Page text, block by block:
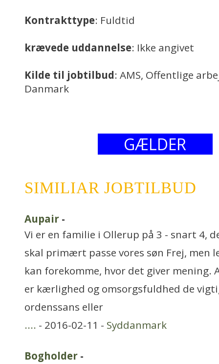
Kontrakttype: Fuldtid
krævede uddannelse: Ikke angivet
Kilde til jobtilbud: AMS, Offentlige
Danmark
GÆLDER
SIMILIAR JOBTILBUD
Aupair -
Vi er en familie i Ollerup på 3 - snart 4,
skal primært passe vores søn Frej, men
kan forekomme, hvor det giver mening.
er kærlighed og omsorgsfuldhed de
ordenssans eller
.... - 2016-02-11 - Syddanmark
Bogholder -